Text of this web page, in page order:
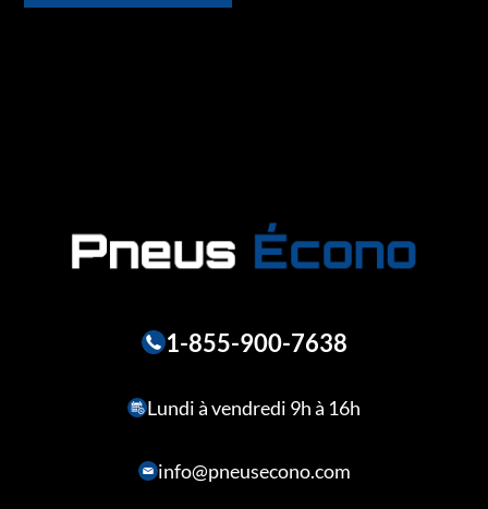
1-855-900-7638
Lundi à vendredi 9h à 16h
info@pneusecono.com